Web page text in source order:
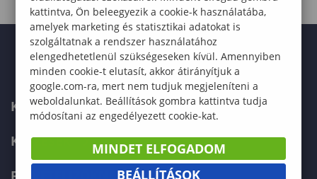
KARUNK
KÉPZÉSEK
FELVÉTELIZŐKNEK
kattintva, Ön beleegyezik a cookie-k használatába,
amelyek marketing és statisztikai adatokat is
szolgáltatnak a rendszer használatához
elengedhetetlenül szükségeseken kívül. Amennyiben
minden cookie-t elutasít, akkor átirányítjuk a
google.com-ra, mert nem tudjuk megjeleníteni a
weboldalunkat. Beállítások gombra kattintva tudja
módosítani az engedélyezett cookie-kat.
MINDET ELFOGADOM
BEÁLLÍTÁSOK